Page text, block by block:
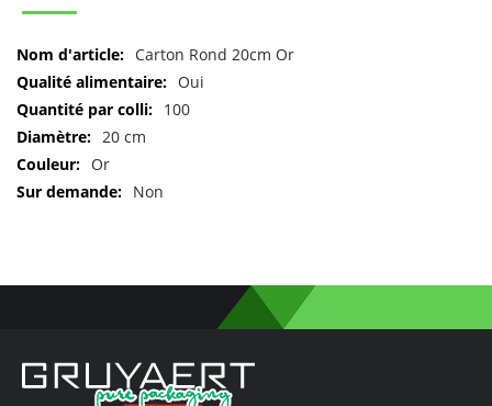
Pour
plus
Carton Rond 20cm Or
Oui
100
20 cm
Or
Non